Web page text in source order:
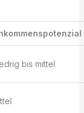
bis mittel